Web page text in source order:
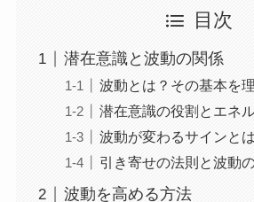
目次
潜在意識と波動の関係
波動とは？その基本を
潜在意識の役割とエネ
波動が変わるサインと
引き寄せの法則と波動
波動を高める方法